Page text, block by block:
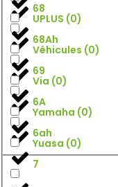
UPLUS (0)
Véhicules (0)
Via (0)
Yamaha (0)
Yuasa (0)
68
68Ah
69
6A
6ah
7